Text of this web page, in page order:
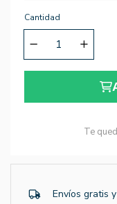
Cantidad
Te
Envíos gratis